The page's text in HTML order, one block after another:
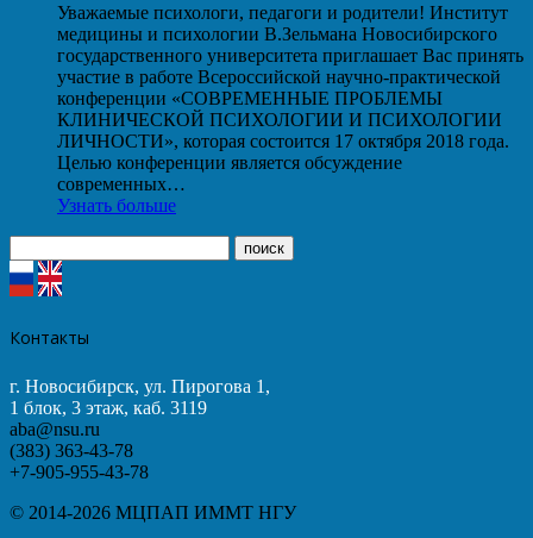
Уважаемые психологи, педагоги и родители! Институт
медицины и психологии В.Зельмана Новосибирского
государственного университета приглашает Вас принять
участие в работе Всероссийской научно-практической
конференции «СОВРЕМЕННЫЕ ПРОБЛЕМЫ
КЛИНИЧЕСКОЙ ПСИХОЛОГИИ И ПСИХОЛОГИИ
ЛИЧНОСТИ», которая состоится 17 октября 2018 года.
Целью конференции является обсуждение
современных…
Узнать больше
Контакты
г. Новосибирск, ул. Пирогова 1,
1 блок, 3 этаж, каб. 3119
aba@nsu.ru
(383) 363-43-78
+7-905-955-43-78
© 2014-2026 МЦПАП ИММТ НГУ